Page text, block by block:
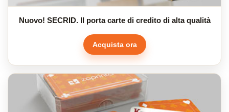
Nuovo! SECRID. Il porta carte di credito di alta qualità
Acquista ora